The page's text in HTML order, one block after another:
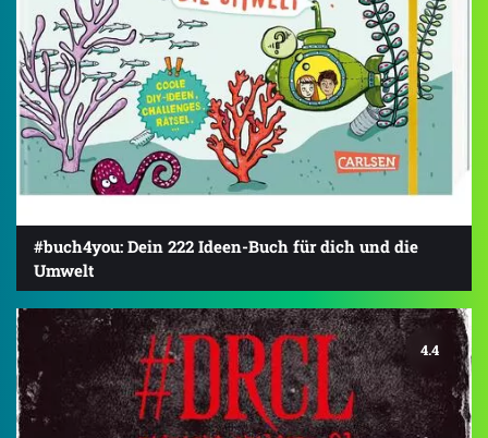
#buch4you: Dein 222 Ideen-Buch für dich und die
Umwelt
4.4